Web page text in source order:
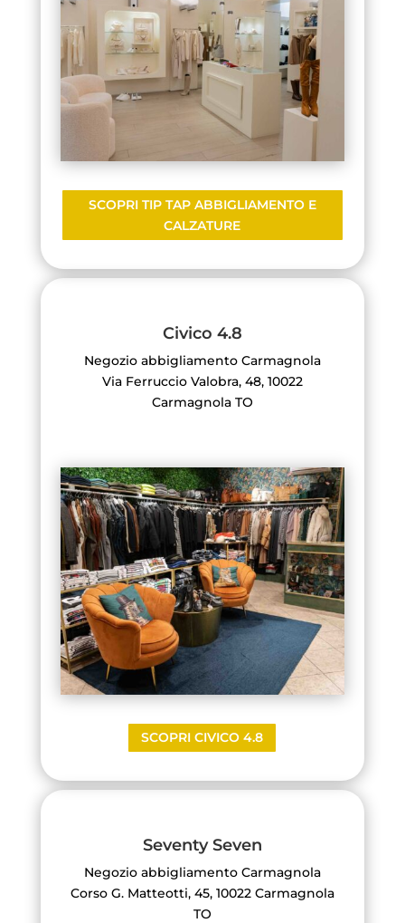
SCOPRI TIP TAP ABBIGLIAMENTO E
CALZATURE
Civico 4.8
Negozio abbigliamento Carmagnola
Via Ferruccio Valobra, 48, 10022
Carmagnola TO
SCOPRI CIVICO 4.8
Seventy Seven
Negozio abbigliamento Carmagnola
Corso G. Matteotti, 45, 10022 Carmagnola
TO